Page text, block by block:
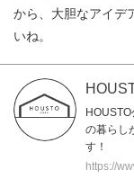
から、大胆なアイデ
いね。
の暮らし
す！
https://